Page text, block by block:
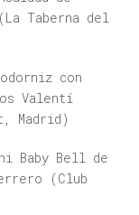
Taberna del
con
Valentí
Madrid)
Baby Bell de
(Club